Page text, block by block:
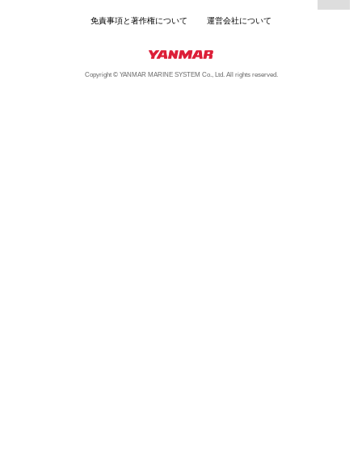
免責事項と著作権について 運営会社について
Copyright © YANMAR MARINE SYSTEM Co., Ltd. All rights reserved.